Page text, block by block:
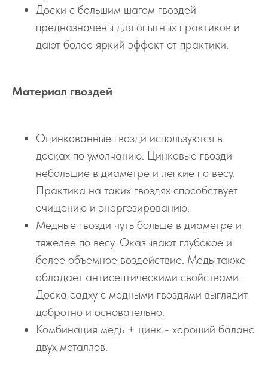
Доски с большим шагом гвоздей
предназначены для опытных практиков и
дают более яркий эффект от практики.
Материал гвоздей
Оцинкованные гвозди используются в
досках по умолчанию. Цинковые гвозди
небольшие в диаметре и легкие по весу.
Практика на таких гвоздях способствует
очищению и энергезированию.
Медные гвозди чуть больше в диаметре и
тяжелее по весу. Оказывают глубокое и
более объемное воздействие. Медь также
обладает антисептическими свойствами.
Доска садху с медными гвоздями выглядит
добротно и основательно.
Комбинация медь + цинк - хороший баланс
двух металлов.